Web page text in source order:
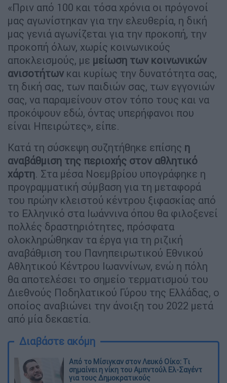
«Πριν από 100 και τόσα χρόνια οι πρόγονοί
μας αγωνίστηκαν για την ελευθερία, η δική
μας γενιά αγωνίζεται για την προκοπή, την
προκοπή όλων, χωρίς κοινωνικούς
αποκλεισμούς, με μείωση των κοινωνικών
ανισοτήτων και κυρίως την δυνατότητα σας,
τη δική σας, των παιδιών σας, των εγγονιών
σας, να παραμείνουν στον τόπο τους και να
προκόψουν εδώ, όντας υπερήφανοι που
είναι Ηπειρώτες», είπε.
Κατά τη σύσκεψη συζητήθηκε επίσης η
αναβάθμιση της περιοχής στον αθλητικό
χάρτη. Στα μέσα Νοεμβρίου υπογράφηκε η
προγραμματική σύμβαση για τη μεταφορά
του πρώην κλειστού κέντρου ξιφασκίας από
το Ελληνικό στα Ιωάννινα όπου θα φιλοξενεί
πολλές δραστηριότητες, πρόσφατα
ολοκληρώθηκαν τα έργα για τη ριζική
αναβάθμιση του Πανηπειρωτικού Εθνικού
Αθλητικού Κέντρου Ιωαννίνων, ενώ η πόλη
θα αποτελέσει το σημείο τερματισμού του
Διεθνούς Ποδηλατικού Γύρου της Ελλάδας, ο
οποίος αναβιώνει την άνοιξη του 2022 μετά
από μία δεκαετία.
Διαβάστε ακόμη
Από το Μίσιγκαν στον Λευκό Οίκο: Τι
σημαίνει η νίκη του Αμπντούλ Ελ-Σαγέντ
για τους Δημοκρατικούς